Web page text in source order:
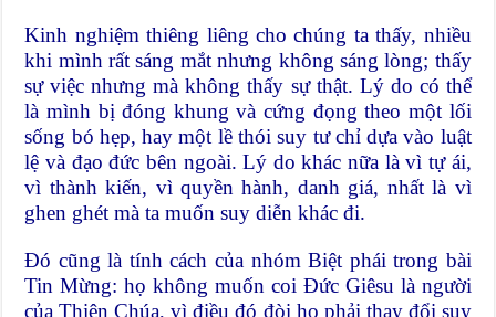
Kinh nghiệm thiêng liêng cho chúng ta thấy, nhiều
khi mình rất sáng mắt nhưng không sáng lòng; thấy
sự việc nhưng mà không thấy sự thật. Lý do có thể
là mình bị đóng khung và cứng đọng theo một lối
sống bó hẹp, hay một lề thói suy tư chỉ dựa vào luật
lệ và đạo đức bên ngoài. Lý do khác nữa là vì tự ái,
vì thành kiến, vì quyền hành, danh giá, nhất là vì
ghen ghét mà ta muốn suy diễn khác đi.
Đó cũng là tính cách của nhóm Biệt phái trong bài
Tin Mừng: họ không muốn coi Đức Giêsu là người
của Thiên Chúa, vì điều đó đòi họ phải thay đổi suy